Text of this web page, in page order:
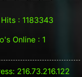
: 1183343
Online : 1
216.73.216.122